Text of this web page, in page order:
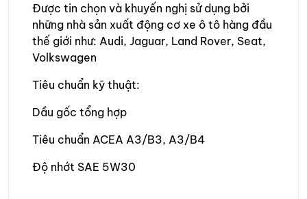
Được tin chọn và khuyến nghị sử dụng bởi
những nhà sản xuất động cơ xe ô tô hàng đầu
thế giới như: Audi, Jaguar, Land Rover, Seat,
Volkswagen
Tiêu chuẩn kỹ thuật:
Dầu gốc tổng hợp
Tiêu chuẩn ACEA A3/B3, A3/B4
Độ nhớt SAE 5W30